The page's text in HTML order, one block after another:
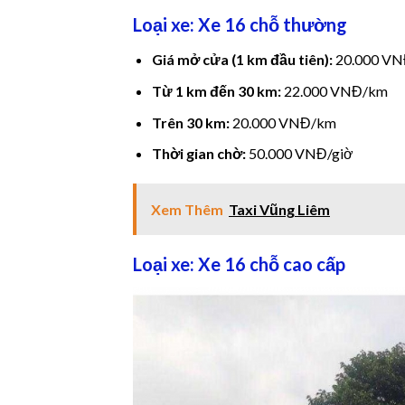
Loại xe: Xe 16 chỗ thường
Giá mở cửa (1 km đầu tiên):20.000
Từ 1 km đến 30 km:22.000 VNĐ/km
Trên 30 km:20.000 VNĐ/km
Thời gian chờ:50.000 VNĐ/giờ
Xem Thêm Taxi Vũng Liêm
Loại xe: Xe 16 chỗ cao cấp